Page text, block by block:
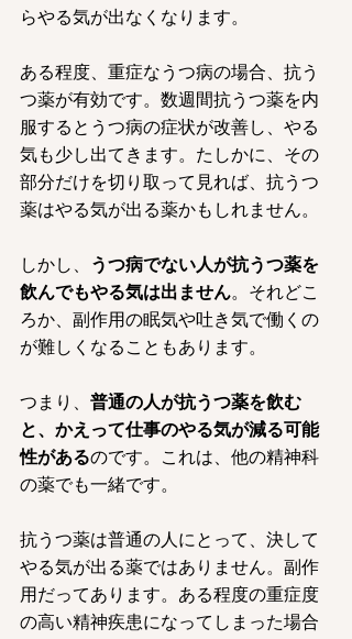
らやる気が出なくなります。
ある程度、重症なうつ病の場合、抗う
つ薬が有効です。数週間抗うつ薬を内
服するとうつ病の症状が改善し、やる
気も少し出てきます。たしかに、その
部分だけを切り取って見れば、抗うつ
薬はやる気が出る薬かもしれません。
しかし、
うつ病でない人が抗うつ薬を
飲んでもやる気は出ません。それどこ
ろか、副作用の眠気や吐き気で働くの
が難しくなることもあります。
つまり、 普通の人が抗うつ薬を飲む
と、かえって仕事のやる気が減る可能
性があるのです。これは、他の精神科
の薬でも一緒です。
抗うつ薬は普通の人にとって、決して
やる気が出る薬ではありません。副作
用だってあります。ある程度の重症度
の高い精神疾患になってしまった場合